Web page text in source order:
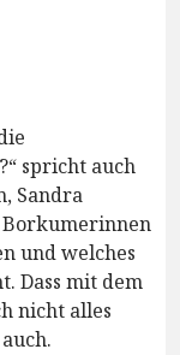
spricht auch
Sandra
Borkumerinnen
und welches
Dass mit dem
nicht alles